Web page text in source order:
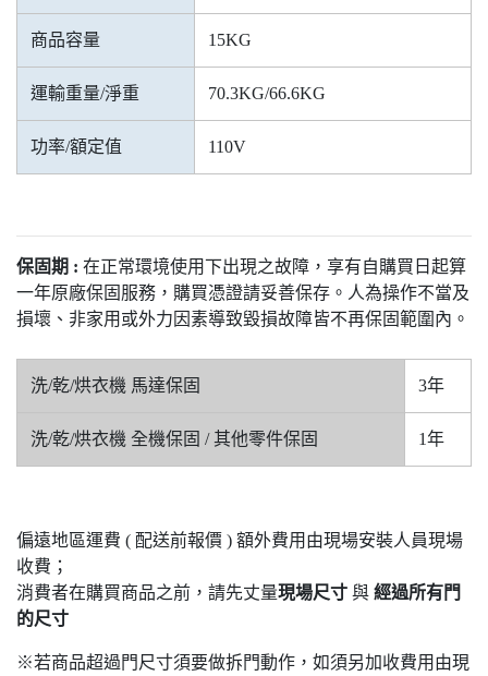
商品容量 15KG
運輸重量/淨重 70.3KG/66.6KG
功率/額定值 110V
保固期 : 在正常環境使用下出現之故障，享有自購買日起算
一年原廠保固服務，購買憑證請妥善保存。人為操作不當及
損壞、非家用或外力因素導致毀損故障皆不再保固範圍內。
洗/乾/烘衣機 馬達保固 3年
洗/乾/烘衣機 全機保固 / 其他零件保固 1年
偏遠地區運費 ( 配送前報價 ) 額外費用由現場安裝人員現場
收費；
消費者在購買商品之前，請先丈量現場尺寸 與 經過所有門
的尺寸
※若商品超過門尺寸須要做拆門動作，如須另加收費用由現